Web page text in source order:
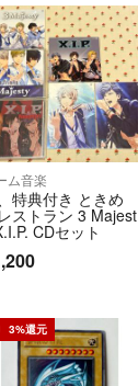
ム音楽
特典付き ときめ
ストラン 3 Majest
CDセット
3%還元